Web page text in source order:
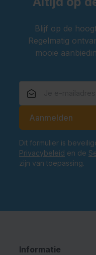
Blijf op de
Regelmatig
mooie
Aanmelden
Dit formulier is
Privacybeleid en de
zijn van toepassing.
Informatie